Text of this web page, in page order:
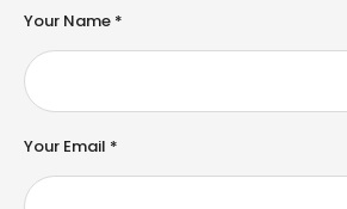
Your Name *
Your Email *
e
n
a
ti
e